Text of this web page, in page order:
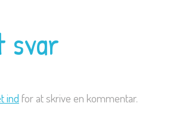
svar
ind for at skrive en kommentar.